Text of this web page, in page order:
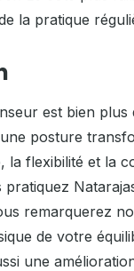
la pratique
est bien
posture
la flexibilité et la
remarquerez
de votre
une